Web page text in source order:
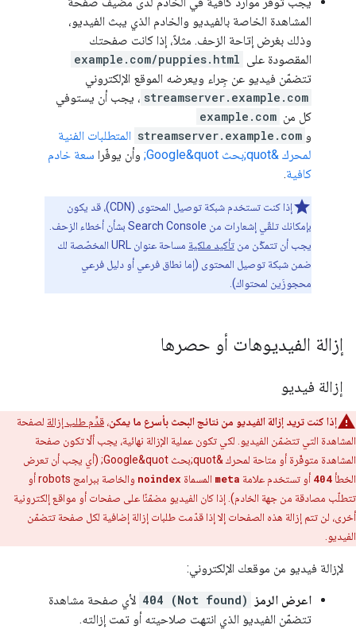
المشاهدة الخاصة بالفيديو والخادم الذي يبث الفيديو،
وذلك بغرض إتاحة الزحف. مثلاً، إذا كانت صفحتك
المقصودة على
example.com/puppies.html
تتضمّن فيديو عن جِراء ويعرضه الموقع الإلكتروني
streamserver.example.com ، يجب أن يستوفي
كل من example.com
و streamserver.example.com المتطلبات الفنية
لمحرك &quot;بحث Google&quot;
وأن يوفّرا سعة خادم
كافية.
إذا كنت تستخدم شبكة توصيل المحتوى (CDN)، قد يكون
بإمكانك تلقّي إشعارات من Search Console بشأن أخطاء الزحف.
يجب أن تتمكّن من تأكيد ملكية
مساحة عنوان URL المخصّصة لك
ضمن شبكة توصيل المحتوى (إما نطاق فرعي أو دليل فرعي
محجوزَين لمحتواك).
إزالة الفيديوهات أو حصرها
إزالة فيديو
إذا كنت تريد إزالة الفيديو من نتائج البحث بأسرع ما يمكن، قدِّم طلب إزالة لصفحة
المشاهدة التي تتضمّن الفيديو. لكي تكون عملية الإزالة نهائية، يجب ألّا تكون صفحة
المشاهدة متوفّرة أو متاحة لمحرك &quot;بحث Google&quot; (أي يجب أن تعرض
الخطأ 404 أو تستخدم علامة meta المسماة noindex والخاصة ببرامج robotsأو
تتطلّب مصادقة من جهة الخادم). إذا كان الفيديو مضمّنًا على صفحات أو مواقع إلكترونية
أخرى، لن تتم إزالة هذه الصفحات إلا إذا قدّمت طلبات إزالة إضافية لكل صفحة تتضمّن
الفيديو.
لإزالة فيديو من موقعك الإلكتروني:
اعرض الرمز 404 (Not found) لأي صفحة مشاهدة
تتضمّن الفيديو الذي انتهت صلاحيته أو تمت إزالته.